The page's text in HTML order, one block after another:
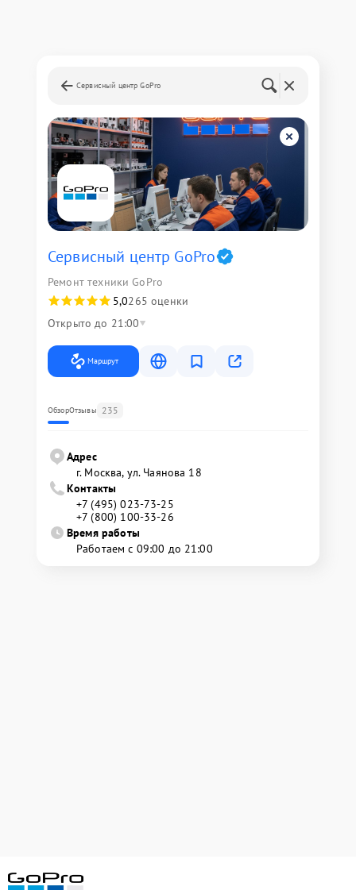
Сервисный центр GoPro
Сервисный центр GoPro
Ремонт техники GoPro
5,0265 оценки
Открыто до 21:00
Маршрут
ОбзорОтзывы 235
Адрес
г. Москва, ул. Чаянова 18
Контакты
+7 (495) 023-73-25
+7 (800) 100-33-26
Время работы
Работаем с 09:00 до 21:00